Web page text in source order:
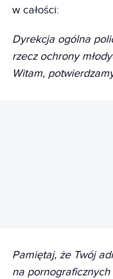
w całości:
Dyrekcja ogólna
rzecz ochrony
Witam,
Pamiętaj, że Twój
na